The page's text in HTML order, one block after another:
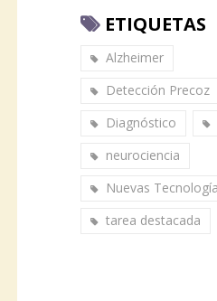
ETIQUETAS
Alzheimer
Detección Precoz
Diagnóstico
neurociencia
Nuevas
tarea destacada